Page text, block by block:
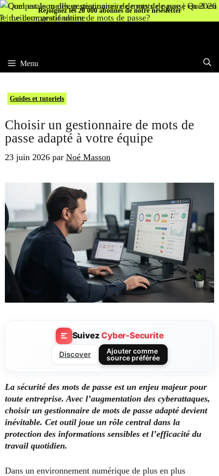
Aller
au
Rejoignez les 20 000 abonnés de notre newsletter
Menu
Guides et tutoriels
Choisir un gestionnaire de mots de
passe adapté à votre équipe
23 juin 2026 par Noé Masson
SuivezCyber-Securite
Discover
Ajouter comme
source préférée
La sécurité des mots de passe est un enjeu majeur pour
toute entreprise. Avec l’augmentation des cyberattaques,
choisir un gestionnaire de mots de passe adapté devient
inévitable. Cet outil joue un rôle central dans la
protection des informations sensibles et l’efficacité du
travail quotidien.
Dans un environnement numérique de plus en plus